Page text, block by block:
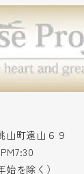
山町遠山６９
を除く）